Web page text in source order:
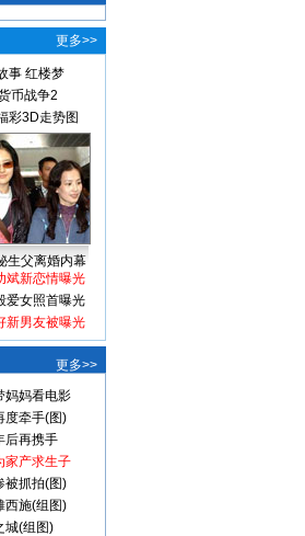
更多>>
事 红楼梦
币战争2
彩3D走势图
生父离婚内幕
斌新恋情曝光
爱女照首曝光
新男友被曝光
更多>>
妈妈看电影
度牵手(图)
后再携手
家产求生子
被抓拍(图)
西施(组图)
城(组图)